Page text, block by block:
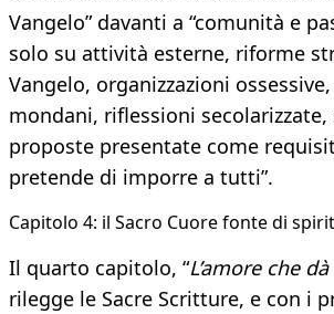
Vangelo” davanti a “comunità e
solo su attività esterne, riforme
Vangelo, organizzazioni
mondani, riflessioni secolarizzate,
proposte presentate come
pretende di imporre a tutti”.
Capitolo 4: il Sacro Cuore fonte di
Il quarto capitolo, “L’amore che
rilegge le Sacre Scritture, e con i